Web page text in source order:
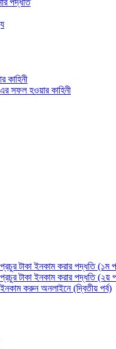
পদ্ধতি
কাহিনী
সফল হওয়ার কাহিনী
টাকা ইনকাম করার পদ্ধতি (১ম
টাকা ইনকাম করার পদ্ধতি (২য়
করুন অনলাইনে (দ্বিতীয় পর্ব)